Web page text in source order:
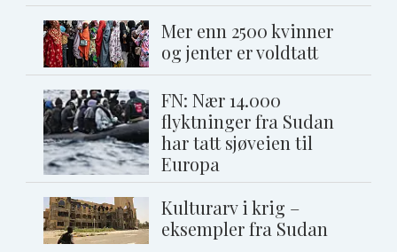
Mer enn 2500 kvinner
og jenter er voldtatt
FN: Nær 14.000
flyktninger fra Sudan
har tatt sjøveien til
Europa
Kulturarv i krig –
eksempler fra Sudan